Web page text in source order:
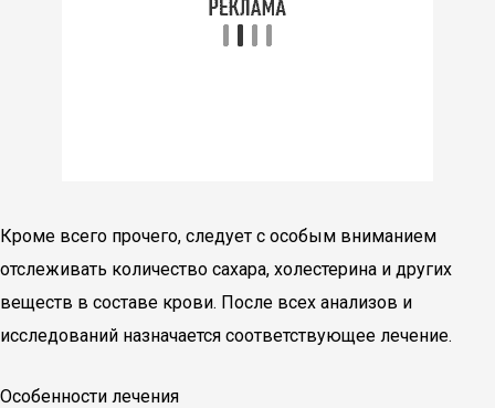
Кроме всего прочего, следует с особым вниманием
отслеживать количество сахара, холестерина и других
веществ в составе крови. После всех анализов и
исследований назначается соответствующее лечение.
Особенности лечения